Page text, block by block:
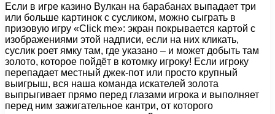
Если в игре казино Вулкан на барабанах выпадает три
или больше картинок с сусликом, можно сыграть в
призовую игру «Click me»: экран покрывается картой с
изображениями этой надписи, если на них кликать,
суслик роет ямку там, где указано – и может добыть там
золото, которое пойдёт в котомку игроку! Если игроку
перепадает местный джек-пот или просто крупный
выигрыш, вся наша команда искателей золота
выпрыгивает прямо перед глазами игрока и выполняет
перед ним зажигательное кантри, от которого